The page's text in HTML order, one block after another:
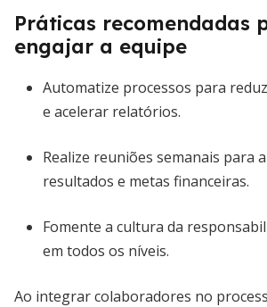
Práticas recomendadas
engajar a equipe
Automatize processos para
e acelerar relatórios.
Realize reuniões semanais para
resultados e metas financeiras.
Fomente a cultura da
em todos os níveis.
Ao integrar colaboradores no